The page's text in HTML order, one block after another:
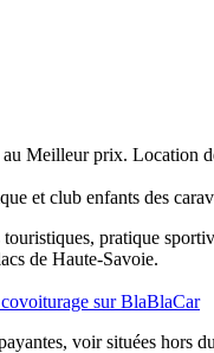
Meilleur prix. Location
et club enfants des
pratique
de Haute-Savoie.
sur BlaBlaCar
voir situées hors